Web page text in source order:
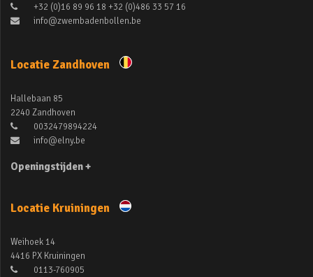
+32 (0)16 89 96 18 +32 (0)486 33 57 16
info@zwembadenbollen.be
Locatie Zandhoven
Hallebaan 85
2240 Zandhoven
0032479894224
info@elny.be
Openingstijden +
Locatie Kruiningen
Weihoek 14
4416 PX Kruiningen
0113-760905